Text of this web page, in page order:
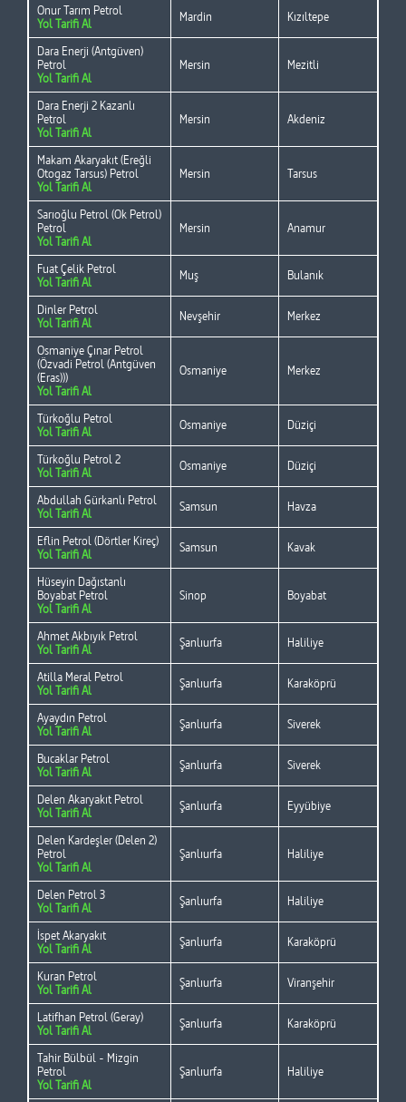
Onur Tarım Petrol
Yol Tarifi Al
Mardin Kızıltepe
Dara Enerji (Antgüven)
Petrol
Yol Tarifi Al
Mersin Mezitli
Dara Enerji 2 Kazanlı
Petrol
Yol Tarifi Al
Mersin Akdeniz
Makam Akaryakıt (Ereğli
Otogaz Tarsus) Petrol
Yol Tarifi Al
Mersin Tarsus
Sarıoğlu Petrol (Ok Petrol)
Petrol
Yol Tarifi Al
Mersin Anamur
Fuat Çelik Petrol
Yol Tarifi Al
Muş Bulanık
Dinler Petrol
Yol Tarifi Al
Nevşehir Merkez
Osmaniye Çınar Petrol
(Özvadi Petrol (Antgüven
(Eras)))
Yol Tarifi Al
Osmaniye Merkez
Türkoğlu Petrol
Yol Tarifi Al
Osmaniye Düziçi
Türkoğlu Petrol 2
Yol Tarifi Al
Osmaniye Düziçi
Abdullah Gürkanlı Petrol
Yol Tarifi Al
Samsun Havza
Eflin Petrol (Dörtler Kireç)
Yol Tarifi Al
Samsun Kavak
Hüseyin Dağıstanlı
Boyabat Petrol
Yol Tarifi Al
Sinop Boyabat
Ahmet Akbıyık Petrol
Yol Tarifi Al
Şanlıurfa Haliliye
Atilla Meral Petrol
Yol Tarifi Al
Şanlıurfa Karaköprü
Ayaydın Petrol
Yol Tarifi Al
Şanlıurfa Siverek
Bucaklar Petrol
Yol Tarifi Al
Şanlıurfa Siverek
Delen Akaryakıt Petrol
Yol Tarifi Al
Şanlıurfa Eyyübiye
Delen Kardeşler (Delen 2)
Petrol
Yol Tarifi Al
Şanlıurfa Haliliye
Delen Petrol 3
Yol Tarifi Al
Şanlıurfa Haliliye
İspet Akaryakıt
Yol Tarifi Al
Şanlıurfa Karaköprü
Kuran Petrol
Yol Tarifi Al
Şanlıurfa Viranşehir
Latifhan Petrol (Geray)
Yol Tarifi Al
Şanlıurfa Karaköprü
Tahir Bülbül - Mizgin
Petrol
Yol Tarifi Al
Şanlıurfa Haliliye